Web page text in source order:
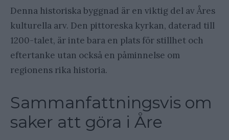
Denna historiska byggnad är en viktig del av Åres
kulturella arv. Den pittoreska kyrkan, daterad till
1200-talet, är inte bara en plats för stillhet och
eftertanke utan också en påminnelse om
regionens rika historia.
Sammanfattningsvis om
saker att göra i Åre